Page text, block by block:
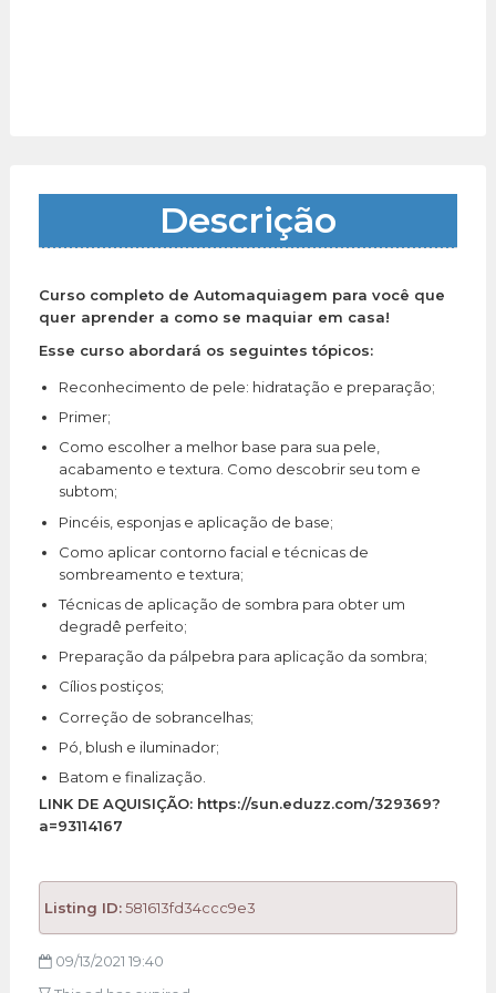
Descrição
Curso completo de Automaquiagem para você que
quer aprender a como se maquiar em casa!
Esse curso abordará os seguintes tópicos:
Reconhecimento de pele: hidratação e preparação;
Primer;
Como escolher a melhor base para sua pele,
acabamento e textura. Como descobrir seu tom e
subtom;
Pincéis, esponjas e aplicação de base;
Como aplicar contorno facial e técnicas de
sombreamento e textura;
Técnicas de aplicação de sombra para obter um
degradê perfeito;
Preparação da pálpebra para aplicação da sombra;
Cílios postiços;
Correção de sobrancelhas;
Pó, blush e iluminador;
Batom e finalização.
LINK DE AQUISIÇÃO: https://sun.eduzz.com/329369?
a=93114167
Listing ID:581613fd34ccc9e3
09/13/2021 19:40